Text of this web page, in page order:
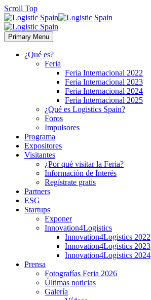
Scroll Top
Primary Menu
¿Qué es?
Feria
Feria Internacional 2022
Feria Internacional 2023
Feria Internacional 2024
Feria Internacional 2025
¿Qué es Logistics Spain?
Foros
Impulsores
Programa
Expositores
Visitantes
¿Por qué visitar la Feria?
Información de Interés
Regístrate gratis
Partners
ESG
Startups
Exponer
Innovation4Logistics
Innovation4Logistics 2022
Innovation4Logistics 2023
Innovation4Logistics 2024
Prensa
Fotografías Feria 2026
Últimas noticias
Galería